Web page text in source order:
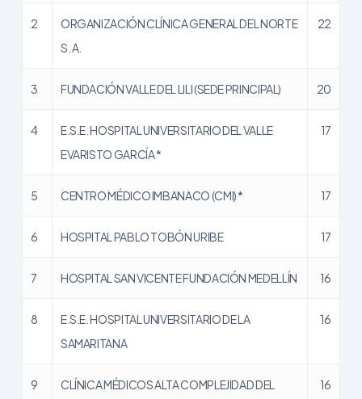
2
ORGANIZACIÓN CLÍNICA GENERAL DEL NORTE
S. A.
22
3 FUNDACIÓN VALLE DEL LILI (SEDE PRINCIPAL) 20
4
E.S.E. HOSPITAL UNIVERSITARIO DEL VALLE
EVARISTO GARCÍA *
17
5 CENTRO MÉDICO IMBANACO (CMI) * 17
6 HOSPITAL PABLO TOBÓN URIBE 17
7 HOSPITAL SAN VICENTE FUNDACIÓN MEDELLÍN 16
8
E.S.E. HOSPITAL UNIVERSITARIO DE LA
SAMARITANA
16
9
CLÍNICA MÉDICOS ALTA COMPLEJIDAD DEL
16